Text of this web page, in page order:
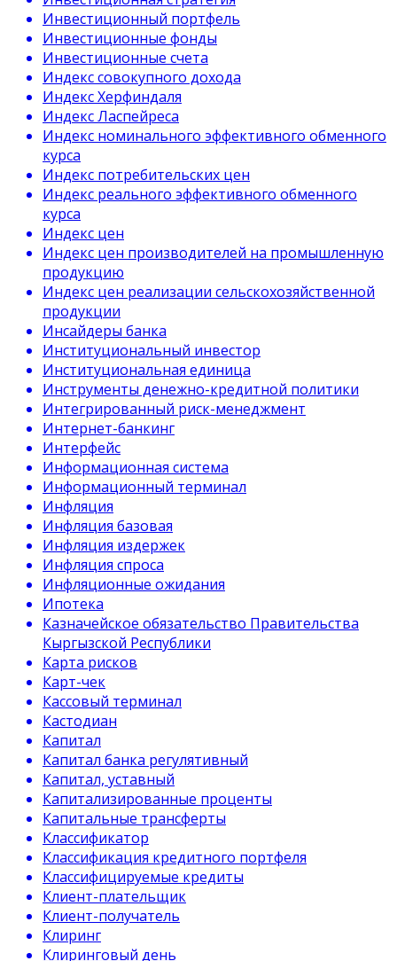
Инвестиционный портфель
Инвестиционные фонды
Инвестиционные счета
Индекс совокупного дохода
Индекс Херфиндаля
Индекс Ласпейреса
Индекс номинального эффективного обменного
курса
Индекс потребительских цен
Индекс реального эффективного обменного
курса
Индекс цен
Индекс цен производителей на промышленную
продукцию
Индекс цен реализации сельскохозяйственной
продукции
Инсайдеры банка
Институциональный инвестор
Институциональная единица
Инструменты денежно-кредитной политики
Интегрированный риск-менеджмент
Интернет-банкинг
Интерфейс
Информационная система
Информационный терминал
Инфляция
Инфляция базовая
Инфляция издержек
Инфляция спроса
Инфляционные ожидания
Ипотека
Казначейское обязательство Правительства
Кыргызской Республики
Карта рисков
Карт-чек
Кассовый терминал
Кастодиан
Капитал
Капитал банка регулятивный
Капитал, уставный
Капитализированные проценты
Капитальные трансферты
Классификатор
Классификация кредитного портфеля
Классифицируемые кредиты
Клиент-плательщик
Клиент-получатель
Клиринг
Клиринговый день